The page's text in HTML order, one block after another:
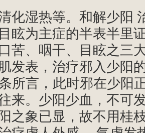
化湿热等。和解少阳
眩为主症的半表半里
苦、咽干、目眩之三
发表，治疗邪入少阳
所言，此时邪在少阳
来。少阳少血，不可
之象已显，故不用桂